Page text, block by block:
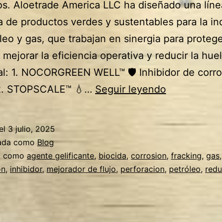
Aloetrade America LLC ha diseñado una
de productos verdes y sustentables para la
y gas, que trabajan en sinergia para
la eficiencia operativa y reducir la
1. NOCORGREEN WELL™ 🛡️ Inhibidor de
STOPSCALE™ 💧… Seguir leyendo
aditivos
para
3 julio, 2025
como Blog
como agente gelificante, biocida, corrosion, fracking, gas,
, inhibidor, mejorador de flujo, perforacion, petróleo,